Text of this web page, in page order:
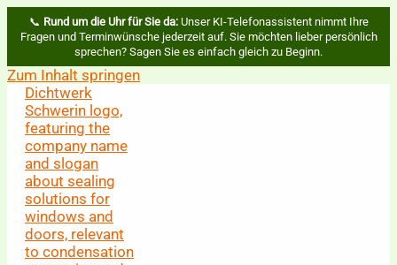
📞 Rund um die Uhr für Sie da:Unser KI-Telefonassistent nimmt Ihre
Fragen und Terminwünsche jederzeit auf. Sie möchten lieber persönlich
sprechen? Sagen Sie es einfach gleich zu Beginn.
Zum Inhalt springen